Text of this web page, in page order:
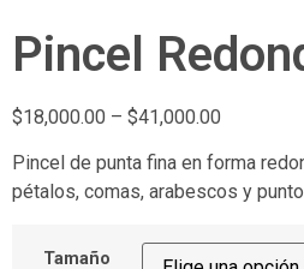
Pincel
$18,000.00 – $41,000.00
Pincel de punta fina en forma
pétalos, comas, arabescos y
Tamaño